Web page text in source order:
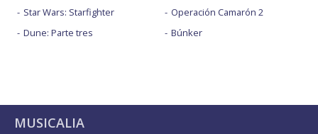
Star Wars: Starfighter
Dune: Parte tres
Operación Camarón 2
Búnker
MUSICALIA